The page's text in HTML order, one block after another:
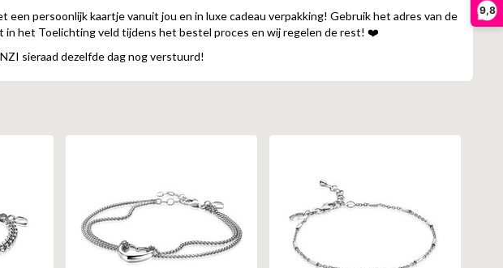
9,8
een persoonlijk kaartje vanuit jou en in luxe cadeau verpakking! Gebruik het adres van de
in het Toelichting veld tijdens het bestel proces en wij regelen de rest! ❤️
sieraad dezelfde dag nog verstuurd!